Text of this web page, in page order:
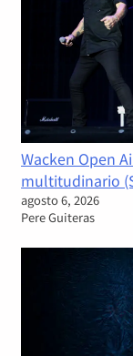
Wacken Open
multitudinario
agosto 6, 2026
Pere Guiteras